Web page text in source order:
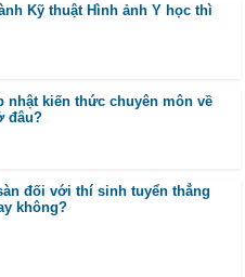
Kỹ thuật Hình ảnh Y học thì
nhật kiến thức chuyên môn về
đâu?
đối với thí sinh tuyển thẳng
không?